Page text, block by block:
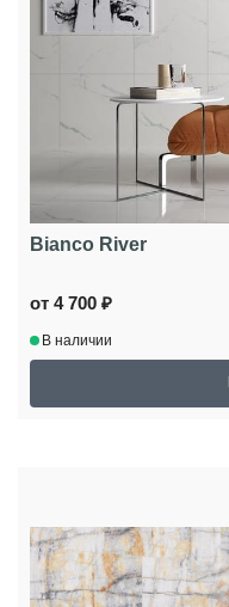
Bianco River
от 4 700 ₽
В наличии